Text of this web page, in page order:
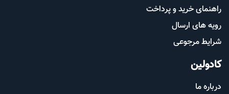
راهنمای خرید و پرداخت
رویه های ارسال
شرایط مرجوعی
کادولین
درباره ما